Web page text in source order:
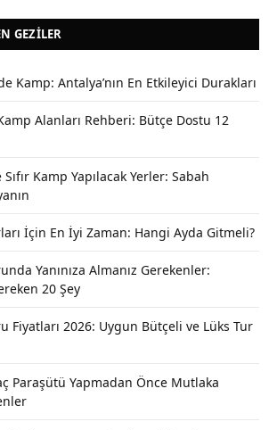
GEZILER
Kamp: Antalya’nın En Etkileyici Durakları
Alanları Rehberi: Bütçe Dostu 12
Kamp Yapılacak Yerler: Sabah
İçin En İyi Zaman: Hangi Ayda Gitmeli?
Yanınıza Almanız Gerekenler:
20 Şey
Fiyatları 2026: Uygun Bütçeli ve Lüks Tur
Paraşütü Yapmadan Önce Mutlaka